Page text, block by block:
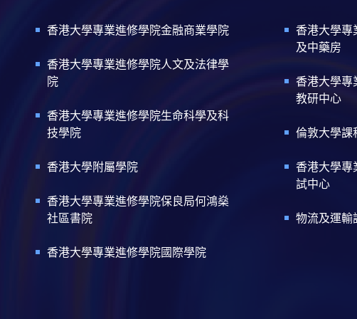
香港大學專業進修學院金融商業學院
香港大學專業進修學院人文及法律學
院
香港大學專業進修學院生命科學及科
技學院
香港大學附屬學院
香港大學專業進修學院保良局何鴻燊
社區書院
香港大學專業進修學院國際學院
香港大學專
及中藥房
香港大學專
教研中心
倫敦大學課
香港大學專
試中心
物流及運輸